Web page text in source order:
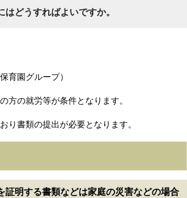
どうすればよいですか。
育園グループ）
方の就労等が条件となります。
り書類の提出が必要となります。
証明する書類などは家庭の災害などの場合